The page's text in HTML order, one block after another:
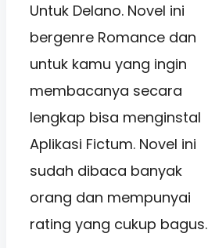
Untuk Delano. Novel ini
bergenre Romance dan
untuk kamu yang ingin
membacanya secara
lengkap bisa menginstal
Aplikasi Fictum. Novel ini
sudah dibaca banyak
orang dan mempunyai
rating yang cukup bagus.